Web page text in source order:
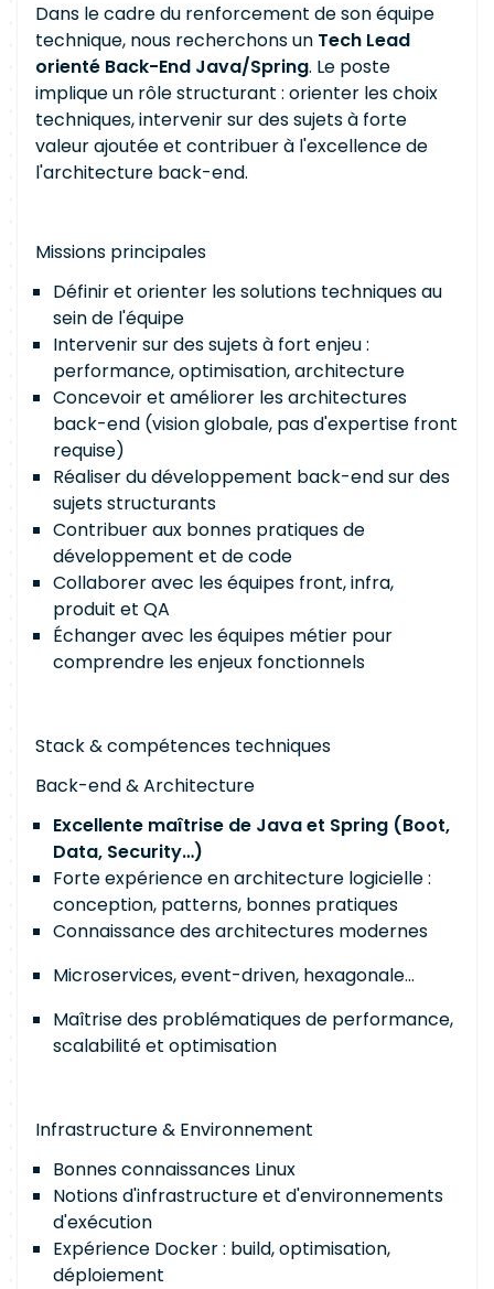
Dans le cadre du renforcement de son équipe
technique, nous recherchons un Tech Lead
orienté Back-End Java/Spring. Le poste
implique un rôle structurant : orienter les choix
techniques, intervenir sur des sujets à forte
valeur ajoutée et contribuer à l'excellence de
l'architecture back-end.
Missions principales
Définir et orienter les solutions techniques au
sein de l'équipe
Intervenir sur des sujets à fort enjeu :
performance, optimisation, architecture
Concevoir et améliorer les architectures
back-end (vision globale, pas d'expertise front
requise)
Réaliser du développement back-end sur des
sujets structurants
Contribuer aux bonnes pratiques de
développement et de code
Collaborer avec les équipes front, infra,
produit et QA
Échanger avec les équipes métier pour
comprendre les enjeux fonctionnels
Stack & compétences techniques
Back-end & Architecture
Excellente maîtrise de Java et Spring (Boot,
Data, Security…)
Forte expérience en architecture logicielle :
conception, patterns, bonnes pratiques
Connaissance des architectures modernes
Microservices, event-driven, hexagonale…
Maîtrise des problématiques de performance,
scalabilité et optimisation
Infrastructure & Environnement
Bonnes connaissances Linux
Notions d'infrastructure et d'environnements
d'exécution
Expérience Docker : build, optimisation,
déploiement